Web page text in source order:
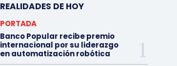
REALIDADES DE HOY
PORTADA
Banco Popular recibe premio
internacional por su liderazgo
en automatización robótica